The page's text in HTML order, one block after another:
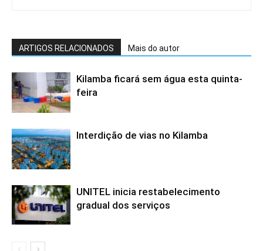
ARTIGOS RELACIONADOS Mais do autor
Kilamba ficará sem água esta quinta-
feira
Interdição de vias no Kilamba
UNITEL inicia restabelecimento
gradual dos serviços